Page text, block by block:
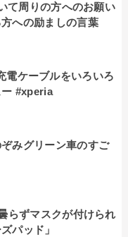
て周りの方へのお願い
への励ましの言葉
電ケーブルをいろいろ
ー #xperia
みグリーン車のすご
らずマスクが付けられ
パッド」